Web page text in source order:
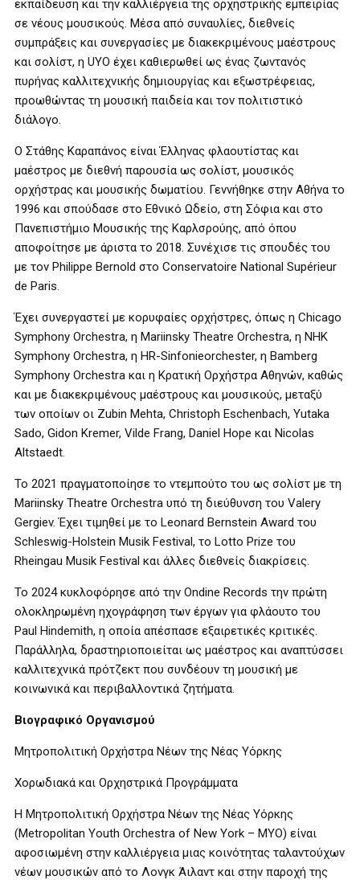
εκπαίδευση και την καλλιέργεια της ορχηστρικής εμπειρίας
σε νέους μουσικούς. Μέσα από συναυλίες, διεθνείς
συμπράξεις και συνεργασίες με διακεκριμένους μαέστρους
και σολίστ, η UYO έχει καθιερωθεί ως ένας ζωντανός
πυρήνας καλλιτεχνικής δημιουργίας και εξωστρέφειας,
προωθώντας τη μουσική παιδεία και τον πολιτιστικό
διάλογο.
Ο Στάθης Καραπάνος είναι Έλληνας φλαουτίστας και
μαέστρος με διεθνή παρουσία ως σολίστ, μουσικός
ορχήστρας και μουσικής δωματίου. Γεννήθηκε στην Αθήνα το
1996 και σπούδασε στο Εθνικό Ωδείο, στη Σόφια και στο
Πανεπιστήμιο Μουσικής της Καρλσρούης, από όπου
αποφοίτησε με άριστα το 2018. Συνέχισε τις σπουδές του
με τον Philippe Bernold στο Conservatoire National Supérieur
de Paris.
Έχει συνεργαστεί με κορυφαίες ορχήστρες, όπως η Chicago
Symphony Orchestra, η Mariinsky Theatre Orchestra, η NHK
Symphony Orchestra, η HR-Sinfonieorchester, η Bamberg
Symphony Orchestra και η Κρατική Ορχήστρα Αθηνών, καθώς
και με διακεκριμένους μαέστρους και μουσικούς, μεταξύ
των οποίων οι Zubin Mehta, Christoph Eschenbach, Yutaka
Sado, Gidon Kremer, Vilde Frang, Daniel Hope και Nicolas
Altstaedt.
Το 2021 πραγματοποίησε το ντεμπούτο του ως σολίστ με τη
Mariinsky Theatre Orchestra υπό τη διεύθυνση του Valery
Gergiev. Έχει τιμηθεί με το Leonard Bernstein Award του
Schleswig-Holstein Musik Festival, το Lotto Prize του
Rheingau Musik Festival και άλλες διεθνείς διακρίσεις.
Το 2024 κυκλοφόρησε από την Ondine Records την πρώτη
ολοκληρωμένη ηχογράφηση των έργων για φλάουτο του
Paul Hindemith, η οποία απέσπασε εξαιρετικές κριτικές.
Παράλληλα, δραστηριοποιείται ως μαέστρος και αναπτύσσει
καλλιτεχνικά πρότζεκτ που συνδέουν τη μουσική με
κοινωνικά και περιβαλλοντικά ζητήματα.
Βιογραφικό Οργανισμού
Μητροπολιτική Ορχήστρα Νέων της Νέας Υόρκης
Χορωδιακά και Ορχηστρικά Προγράμματα
Η Μητροπολιτική Ορχήστρα Νέων της Νέας Υόρκης
(Metropolitan Youth Orchestra of New York – MYO) είναι
αφοσιωμένη στην καλλιέργεια μιας κοινότητας ταλαντούχων
νέων μουσικών από το Λονγκ Άιλαντ και στην παροχή της